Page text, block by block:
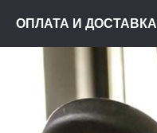
ОПЛАТА И ДОСТАВКА